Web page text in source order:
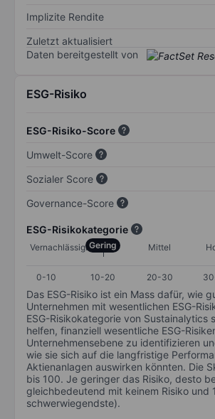
Implizite Rendite
Zuletzt aktualisiert
Daten bereitgestellt von
ESG-Risiko
ESG-Risiko-Score
Umwelt-Score
Sozialer Score
Governance-Score
ESG-Risikokategorie
VernachlässigbarGering Mittel
0-10
10-20 20-30
Das ESG-Risiko ist ein Mass dafür, wie
Unternehmen mit wesentlichen ESG-
ESG-Risikokategorie von Sustainalytics
helfen, finanziell wesentliche ESG-
Unternehmensebene zu identifizieren
wie sie sich auf die langfristige
Aktienanlagen auswirken könnten. Die
bis 100. Je geringer das Risiko, desto
gleichbedeutend mit keinem Risiko und
schwerwiegendste).